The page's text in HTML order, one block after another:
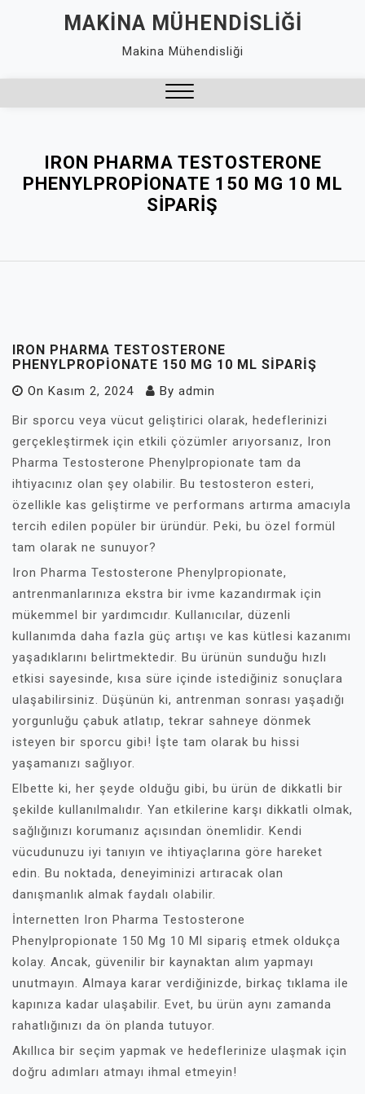
MAKINA MÜHENDISLIĞI
Makina Mühendisliği
IRON PHARMA TESTOSTERONE
PHENYLPROPIONATE 150 MG 10 ML
SIPARIŞ
IRON PHARMA TESTOSTERONE
PHENYLPROPIONATE 150 MG 10 ML SIPARIŞ
On Kasım 2, 2024 By admin
Bir sporcu veya vücut geliştirici olarak, hedeflerinizi
gerçekleştirmek için etkili çözümler arıyorsanız, Iron
Pharma Testosterone Phenylpropionate tam da
ihtiyacınız olan şey olabilir. Bu testosteron esteri,
özellikle kas geliştirme ve performans artırma amacıyla
tercih edilen popüler bir üründür. Peki, bu özel formül
tam olarak ne sunuyor?
Iron Pharma Testosterone Phenylpropionate,
antrenmanlarınıza ekstra bir ivme kazandırmak için
mükemmel bir yardımcıdır. Kullanıcılar, düzenli
kullanımda daha fazla güç artışı ve kas kütlesi kazanımı
yaşadıklarını belirtmektedir. Bu ürünün sunduğu hızlı
etkisi sayesinde, kısa süre içinde istediğiniz sonuçlara
ulaşabilirsiniz. Düşünün ki, antrenman sonrası yaşadığı
yorgunluğu çabuk atlatıp, tekrar sahneye dönmek
isteyen bir sporcu gibi! İşte tam olarak bu hissi
yaşamanızı sağlıyor.
Elbette ki, her şeyde olduğu gibi, bu ürün de dikkatli bir
şekilde kullanılmalıdır. Yan etkilerine karşı dikkatli olmak,
sağlığınızı korumanız açısından önemlidir. Kendi
vücudunuzu iyi tanıyın ve ihtiyaçlarına göre hareket
edin. Bu noktada, deneyiminizi artıracak olan
danışmanlık almak faydalı olabilir.
İnternetten Iron Pharma Testosterone
Phenylpropionate 150 Mg 10 Ml sipariş etmek oldukça
kolay. Ancak, güvenilir bir kaynaktan alım yapmayı
unutmayın. Almaya karar verdiğinizde, birkaç tıklama ile
kapınıza kadar ulaşabilir. Evet, bu ürün aynı zamanda
rahatlığınızı da ön planda tutuyor.
Akıllıca bir seçim yapmak ve hedeflerinize ulaşmak için
doğru adımları atmayı ihmal etmeyin!